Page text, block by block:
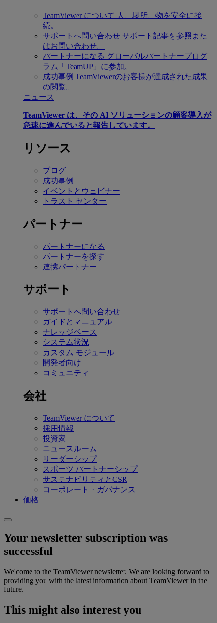
TeamViewer について 人、場所、物を安全に接
続。
サポートへ問い合わせ サポート記事を参照また
はお問い合わせ。
パートナーになる グローバルパートナープログ
ラム「TeamUP」に参加。
成功事例 TeamViewerのお客様が達成された成果
の閲覧。
ニュース
TeamViewer は、その AI ソリューションの顧客導入が
急速に進んでいると報告しています。
リソース
ブログ
成功事例
イベントとウェビナー
トラスト センター
パートナー
パートナーになる
パートナーを探す
連携パートナー
サポート
サポートへ問い合わせ
ガイドとマニュアル
ナレッジベース
システム状況
カスタム モジュール
開発者向け
コミュニティ
会社
TeamViewer について
採用情報
投資家
ニュースルーム
リーダーシップ
スポーツ パートナーシップ
サステナビリティとCSR
コーポレート・ガバナンス
価格
Your newsletter subscription was
successful
Welcome to the TeamViewer newsletter. We are looking forward to
providing you with the latest information about TeamViewer in the
future.
This might also interest you